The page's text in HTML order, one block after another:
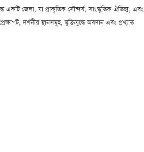
একটি জেলা, যা প্রাকৃতিক সৌন্দর্য, সাংস্কৃতিক ঐতিহ্য, এবং
দর্শনীয় স্থানসমূহ, মুক্তিযুদ্ধে অবদান এবং প্রখ্যাত